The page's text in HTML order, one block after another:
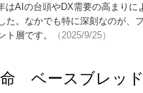
はAIの台頭やDX需要の高まりに
た。なかでも特に深刻なのが、
層です。
（2025/9/25）
ベースブレッ